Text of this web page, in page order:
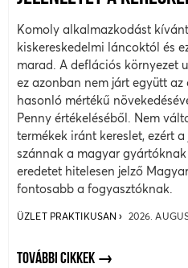
Komoly alkalmazkodást
kiskereskedelmi láncoktól és
marad. A deflációs környezet
ez azonban nem járt együtt az
hasonló mértékű
Penny értékeléséből. Nem
termékek iránt kereslet, ezért
szánnak a magyar
eredetet hitelesen jelző
fontosabb a fogyasztóknak.
ÜZLET PRAKTIKUSAN 2026.
TOVÁBBI CIKKEK